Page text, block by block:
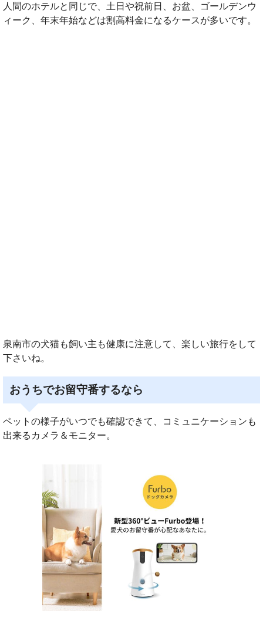
人間のホテルと同じで、土日や祝前日、お盆、ゴールデンウ
ィーク、年末年始などは割高料金になるケースが多いです。
泉南市の犬猫も飼い主も健康に注意して、楽しい旅行をして
下さいね。
おうちでお留守番するなら
ペットの様子がいつでも確認できて、コミュニケーションも
出来るカメラ＆モニター。